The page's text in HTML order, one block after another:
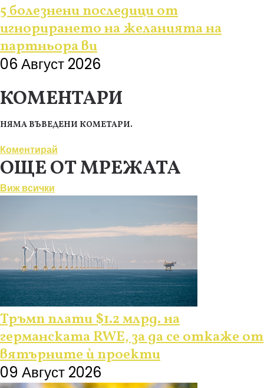
5 болезнени последици от
игнорирането на желанията на
партньора ви
06 Август 2026
КОМЕНТАРИ
НЯМА ВЪВЕДЕНИ КОМЕТАРИ.
Коментирай
ОЩЕ ОТ МРЕЖАТА
Виж всички
Тръмп плати $1.2 млрд. на
германската RWE, за да се откаже от
вятърните ѝ проекти
09 Август 2026